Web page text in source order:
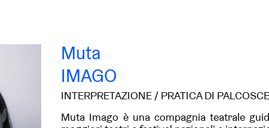
Muta
IMAGO
INTERPRETAZIONE / PRATICA DI
Muta Imago è una compagnia teatrale